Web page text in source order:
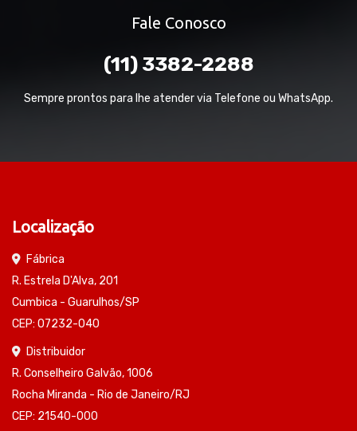
Fale Conosco
(11) 3382-2288
Sempre prontos para lhe atender via Telefone ou WhatsApp.
Localização
Fábrica
R. Estrela D'Alva, 201
Cumbica - Guarulhos/SP
CEP: 07232-040
Distribuidor
R. Conselheiro Galvão, 1006
Rocha Miranda - Rio de Janeiro/RJ
CEP: 21540-000